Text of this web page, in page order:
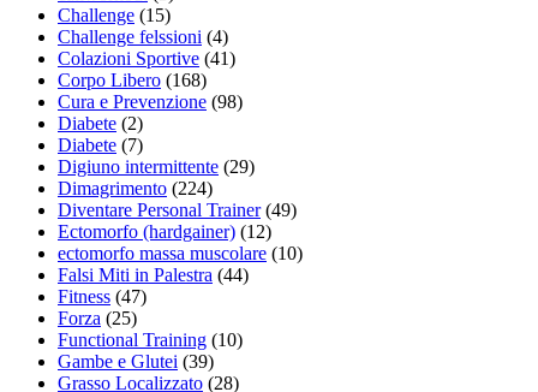
Challenge (15)
Challenge felssioni (4)
Colazioni Sportive (41)
Corpo Libero (168)
Cura e Prevenzione (98)
Diabete (2)
Diabete (7)
Digiuno intermittente (29)
Dimagrimento (224)
Diventare Personal Trainer(49)
Ectomorfo (hardgainer) (12)
ectomorfo massa muscolare (10)
Falsi Miti in Palestra (44)
Fitness (47)
Forza (25)
Functional Training (10)
Gambe e Glutei (39)
Grasso Localizzato (28)